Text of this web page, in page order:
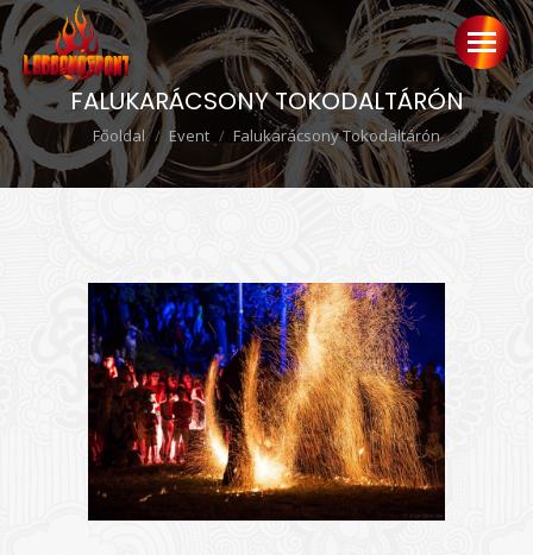
FALUKARÁCSONY TOKODALTÁRÓN
Ön itt van:
Főoldal Event Falukarácsony Tokodaltárón